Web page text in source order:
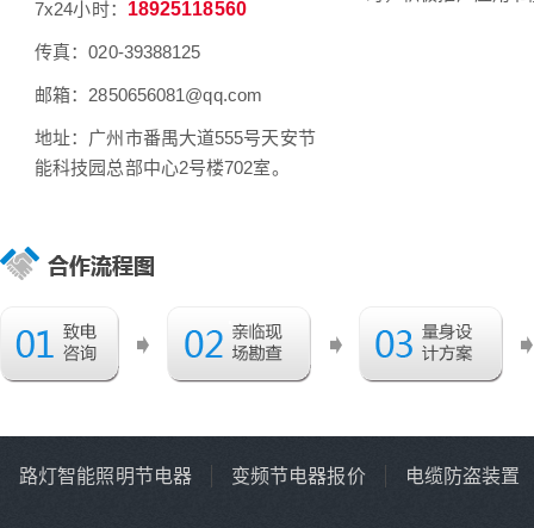
7x24小时： 18925118560
传真：020-39388125
邮箱：2850656081@qq.com
地址：广州市番禺大道555号天安节
能科技园总部中心2号楼702室。
路灯智能照明节电器 变频节电器报价 电缆防盗装置